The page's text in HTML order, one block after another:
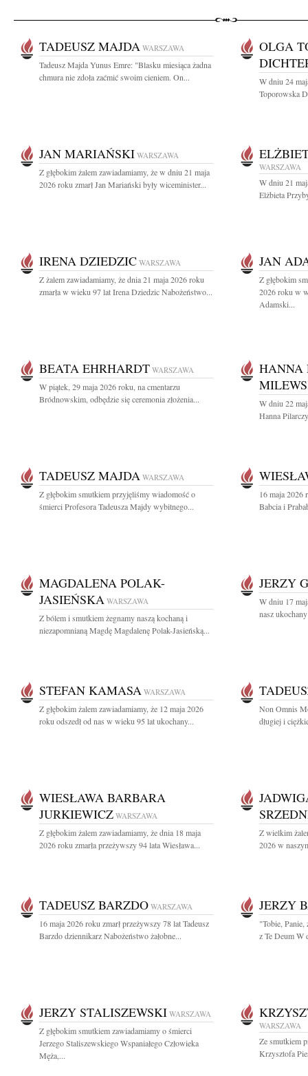
TADEUSZ MAJDA WARSZAWA
Tadeusz Majda Yunus Emre: "Blasku miesiąca żadna
chmura nie zdoła zaćmić swoim cieniem. On...
OLGA
W dniu 24
Toporowska
JAN MARIAŃSKI WARSZAWA
Z głębokim żalem zawiadamiamy, że w dniu 21 maja
2026 roku zmarł Jan Mariański były wiceminister...
WARSZAWA
W dniu 21
Elżbieta
IRENA DZIEDZIC WARSZAWA
Z żalem zawiadamiamy, że dnia 21 maja 2026 roku
zmarła w wieku 97 lat Irena Dziedzic Nabożeństwo...
JAN
Z głębokim
2026 roku w
Adamski...
BEATA EHRHARDT WARSZAWA
W piątek, 29 maja 2026 roku, na cmentarzu
Bródnowskim, odbędzie się ceremonia złożenia...
HANNA
W dniu 22
Hanna
TADEUSZ MAJDA WARSZAWA
Z głębokim smutkiem przyjęliśmy wiadomość o
śmierci Profesora Tadeusza Majdy wybitnego...
16 maja 2026
Babcia i
MAGDALENA POLAK-
JASIEŃSKA WARSZAWA
Z bólem i smutkiem żegnamy naszą kochaną i
niezapomnianą Magdę Magdalenę Polak-Jasieńską...
JERZY
W dniu 17
nasz
STEFAN KAMASA WARSZAWA
Z głębokim żalem zawiadamiamy, że 12 maja 2026
roku odszedł od nas w wieku 95 lat ukochany...
Non Omnis
długiej i
WIESŁAWA BARBARA
JURKIEWICZ WARSZAWA
Z głębokim żalem zawiadamiamy, że dnia 18 maja
2026 roku zmarła przeżywszy 94 lata Wiesława...
Z wielkim
2026 w
TADEUSZ BARZDO WARSZAWA
16 maja 2026 roku zmarł przeżywszy 78 lat Tadeusz
Barzdo dziennikarz Nabożeństwo żałobne...
JERZY
"Tobie, Panie,
z Te Deum W
JERZY STALISZEWSKI WARSZAWA
Z głębokim smutkiem zawiadamiamy o śmierci
Jerzego Staliszewskiego Wspaniałego Człowieka
Męża,...
WARSZAWA
Ze smutkiem
Krzysztofa